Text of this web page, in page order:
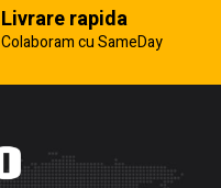
Livrare rapida
Colaboram cu SameDay